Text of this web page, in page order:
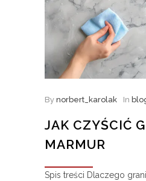
By norbert_karolak In
JAK CZYŚCIĆ
MARMUR
Spis treści Dlaczego